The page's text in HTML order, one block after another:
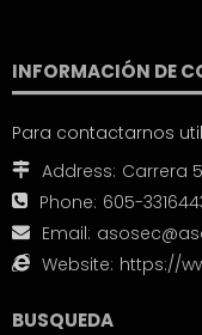
INFORMACIÓN DE
Para contactarnos
Address: Carrera
Phone: 605-
Email:
Website: https://
BUSQUEDA